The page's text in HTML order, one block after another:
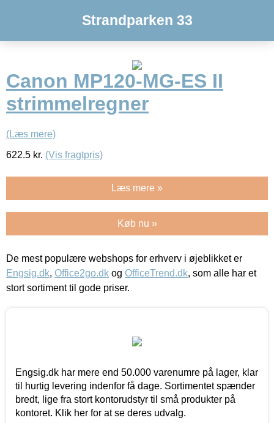
Strandparken 33
Canon MP120-MG-ES II
strimmelregner
(Læs mere)
622.5 kr. (Vis fragtpris)
Læs mere »
Køb nu »
De mest populære webshops for erhverv i øjeblikket er
Engsig.dk, Office2go.dk og OfficeTrend.dk, som alle har et
stort sortiment til gode priser.
Engsig.dk har mere end 50.000 varenumre på lager, klar
til hurtig levering indenfor få dage. Sortimentet spænder
bredt, lige fra stort kontorudstyr til små produkter på
kontoret. Klik her for at se deres udvalg.